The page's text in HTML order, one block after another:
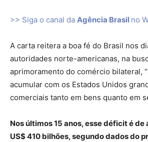
>> Siga o canal da Agência Brasil no
A carta reitera a boa fé do Brasil nos
autoridades norte-americanas, na
aprimoramento do comércio bilateral,
acumular com os Estados Unidos
comerciais tanto em bens quanto em
Nos últimos 15 anos, esse déficit é
US$ 410 bilhões, segundo dados do